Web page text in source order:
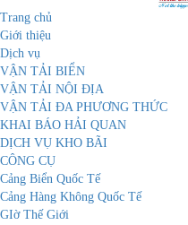
Trang chủ
Giới thiệu
Dịch vụ
VẬN TẢI BIỂN
VẬN TẢI NỘI ĐỊA
VẬN TẢI ĐA PHƯƠNG THỨC
KHAI BÁO HẢI QUAN
DỊCH VỤ KHO BÃI
CÔNG CỤ
Cảng Biển Quốc Tế
Cảng Hàng Không Quốc Tế
GIờ Thế Giới